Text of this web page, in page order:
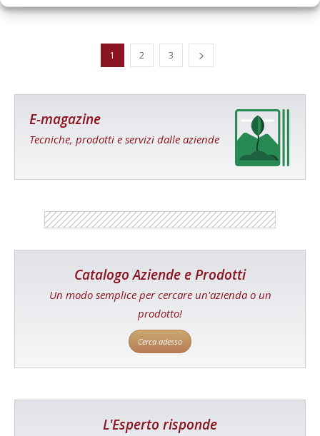
1 2 3
E-magazine
Tecniche, prodotti e servizi dalle aziende
Catalogo Aziende e Prodotti
Un modo semplice per cercare un'azienda o un
prodotto!
Cerca adesso
L'Esperto risponde